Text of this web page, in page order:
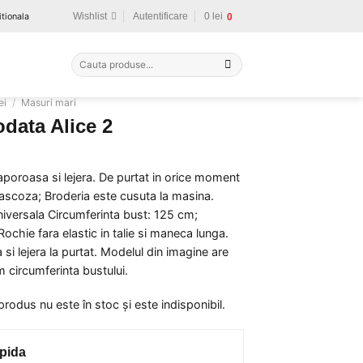
Wishlist Autentificare 0 lei 0
Caută
după:
/ Masuri mari
Alice 2
si lejera. De purtat in orice moment
Broderia este cusuta la masina.
Circumferinta bust: 125 cm;
fara elastic in talie si maneca lunga.
si lejera la purtat. Modelul din imagine are
circumferinta bustului.
nu este în stoc și este indisponibil.